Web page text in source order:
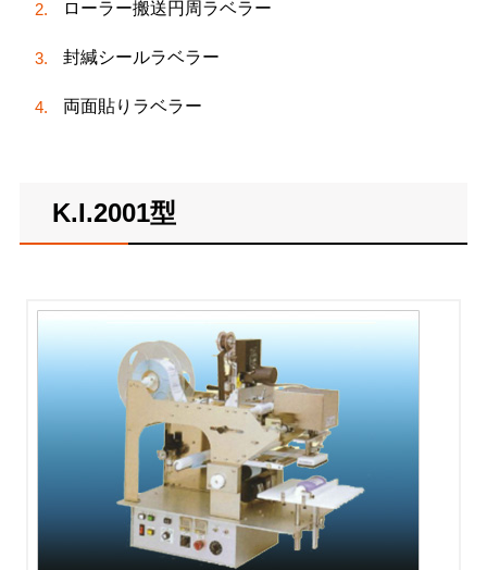
ローラー搬送円周ラベラー
封緘シールラベラー
両面貼りラベラー
K.I.2001型